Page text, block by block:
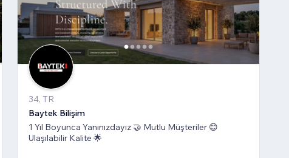
34, TR
Baytek Bilişim
1 Yıl Boyunca Yanınızdayız 🤝 Mutlu Müşteriler 😊
Ulaşılabilir Kalite 🌟